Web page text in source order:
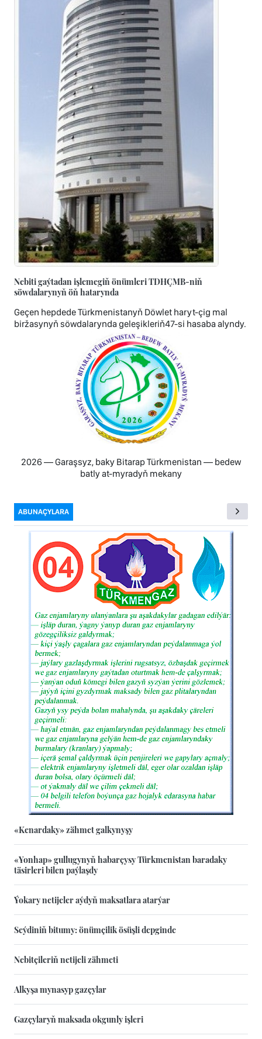
Nebiti gaýtadan işlemegiň önümleri TDHÇMB-niň
söwdalarynyň öň hatarynda
Geçen hepdede Türkmenistanyň Döwlet haryt-çig mal
biržasynyň söwdalarynda geleşikleriň47-si hasaba alyndy.
2026 — Garaşsyz, baky Bitarap Türkmenistan — bedew
batly at-myradyň mekany
ABUNAÇYLARA
«Kenardaky» zähmet galkynyşy
«Yonhap» gullugynyň habarçysy Türkmenistan baradaky
täsirleri bilen paýlaşdy
Ýokary netijeler aýdyň maksatlara atarýar
Seýdiniň bitumy: önümçilik ösüşli depginde
Nebitçileriň netijeli zähmeti
Alkyşa mynasyp gazçylar
Gazçylaryň maksada okgunly işleri